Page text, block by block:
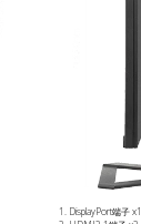
DisplayPort端子 x1